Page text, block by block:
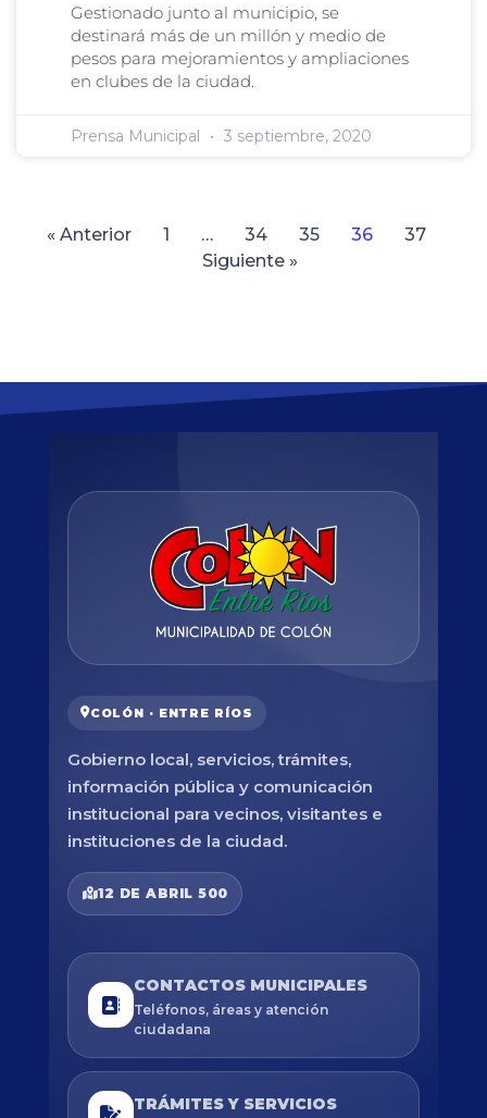
Gestionado junto al municipio, se
destinará más de un millón y medio de
pesos para mejoramientos y ampliaciones
en clubes de la ciudad.
Prensa Municipal 3 septiembre, 2020
« Anterior 1 … 34 35 36
37
Siguiente »
COLÓN · ENTRE RÍOS
Gobierno local, servicios, trámites,
información pública y comunicación
institucional para vecinos, visitantes e
instituciones de la ciudad.
12 DE ABRIL 500
CONTACTOS MUNICIPALES
Teléfonos, áreas y atención
ciudadana
TRÁMITES Y SERVICIOS